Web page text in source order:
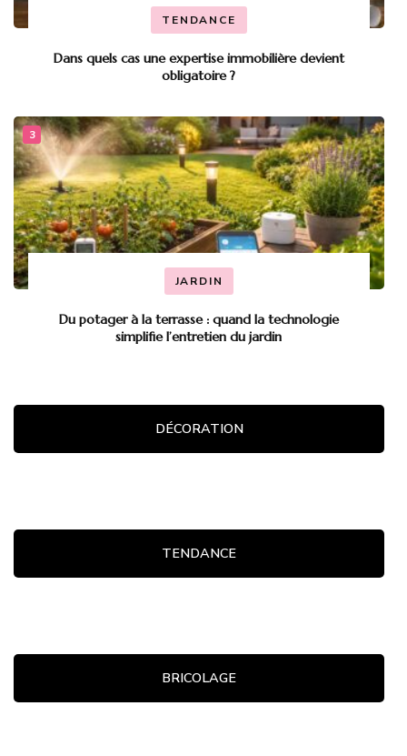
TENDANCE
Dans quels cas une expertise immobilière devient
obligatoire ?
JARDIN
Du potager à la terrasse : quand la technologie
simplifie l’entretien du jardin
DÉCORATION
TENDANCE
BRICOLAGE